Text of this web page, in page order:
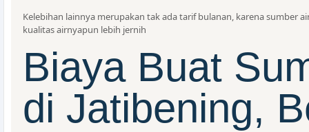
Kelebihan lainnya merupakan tak ada tarif bulanan, karena sumber
kualitas airnyapun lebih jernih
Biaya Buat
di Jatibening,